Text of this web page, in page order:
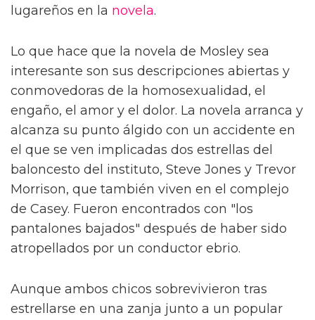
lugareños en la novela.
Lo que hace que la novela de Mosley sea
interesante son sus descripciones abiertas y
conmovedoras de la homosexualidad, el
engaño, el amor y el dolor. La novela arranca y
alcanza su punto álgido con un accidente en
el que se ven implicadas dos estrellas del
baloncesto del instituto, Steve Jones y Trevor
Morrison, que también viven en el complejo
de Casey. Fueron encontrados con "los
pantalones bajados" después de haber sido
atropellados por un conductor ebrio.
Aunque ambos chicos sobrevivieron tras
estrellarse en una zanja junto a un popular